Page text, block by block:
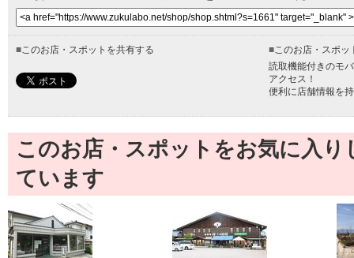
■このお店・スポットを共有する ■このお店・スポッ
読取機能付きのモ
アクセス！
便利に店舗情報を
このお店・スポットをお気に入
ています